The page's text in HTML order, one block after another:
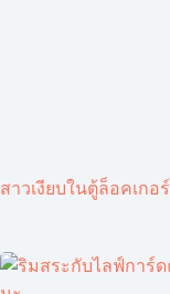
สาวเงียบในตู้ล็อคเกอร์